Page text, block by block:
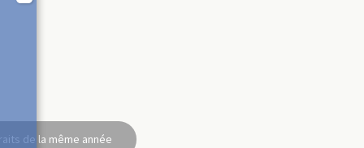
de la même année